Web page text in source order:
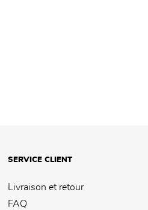
SERVICE CLIENT
Livraison et retour
FAQ